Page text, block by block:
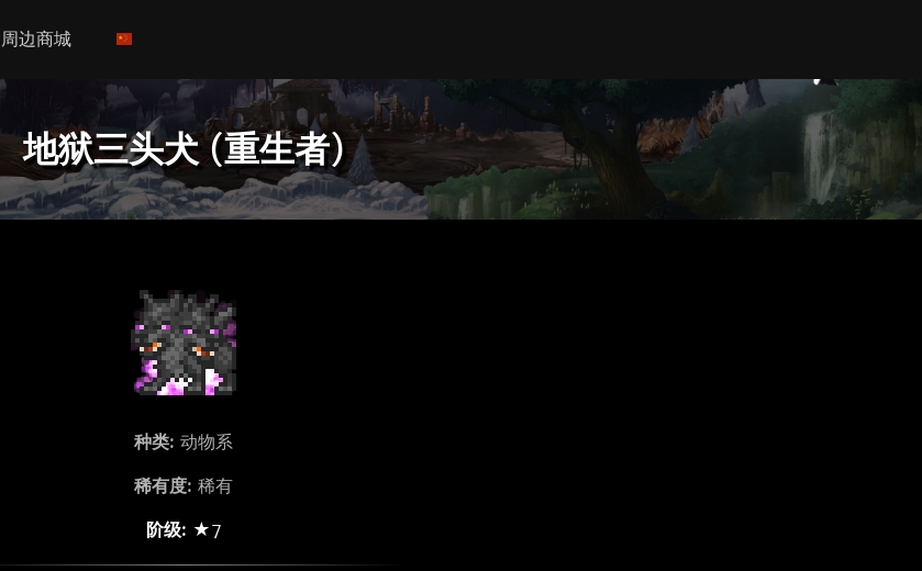
周边商城
地狱三头犬 (重生者)
种类: 动物系
稀有度: 稀有
阶级: ★7